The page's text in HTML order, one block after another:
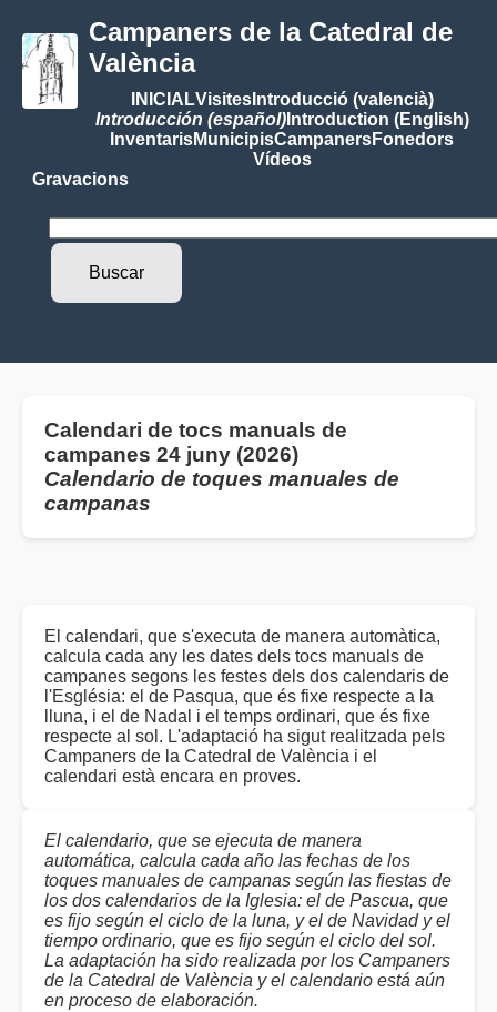
Campaners de la Catedral de
València
INICIALVisitesIntroducció (valencià)
Introducción (español)Introduction (English)
InventarisMunicipisCampanersFonedors
Vídeos
Gravacions
Calendari de tocs manuals de
campanes 24 juny (2026)
Calendario de toques manuales de
campanas
El calendari, que s'executa de manera automàtica,
calcula cada any les dates dels tocs manuals de
campanes segons les festes dels dos calendaris de
l'Església: el de Pasqua, que és fixe respecte a la
lluna, i el de Nadal i el temps ordinari, que és fixe
respecte al sol. L'adaptació ha sigut realitzada pels
Campaners de la Catedral de València i el
calendari està encara en proves.
El calendario, que se ejecuta de manera
automática, calcula cada año las fechas de los
toques manuales de campanas según las fiestas de
los dos calendarios de la Iglesia: el de Pascua, que
es fijo según el ciclo de la luna, y el de Navidad y el
tiempo ordinario, que es fijo según el ciclo del sol.
La adaptación ha sido realizada por los Campaners
de la Catedral de València y el calendario está aún
en proceso de elaboración.